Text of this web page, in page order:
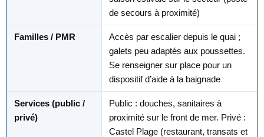
de secours à proximité)
Familles / PMR
Accès par escalier depuis le quai ;
galets peu adaptés aux poussettes.
Se renseigner sur place pour un
dispositif d’aide à la baignade
Services (public /
privé)
Public : douches, sanitaires à
proximité sur le front de mer. Privé :
Castel Plage (restaurant, transats et